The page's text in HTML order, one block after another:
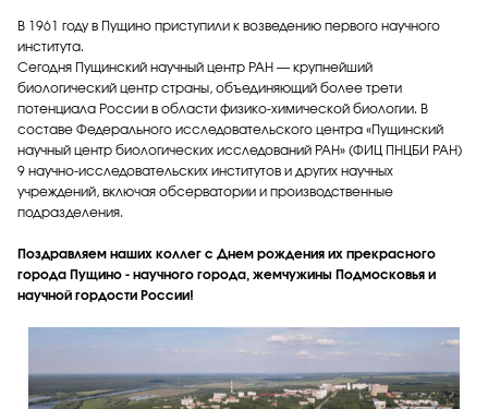
В 1961 году в Пущино приступили к возведению первого научного
института.
Сегодня Пущинский научный центр РАН — крупнейший
биологический центр страны, объединяющий более трети
потенциала России в области физико-химической биологии. В
составе Федерального исследовательского центра «Пущинский
научный центр биологических исследований РАН» (ФИЦ ПНЦБИ РАН)
9 научно-исследовательских институтов и других научных
учреждений, включая обсерватории и производственные
подразделения.
Поздравляем наших коллег с Днем рождения их прекрасного
города Пущино - научного города, жемчужины Подмосковья и
научной гордости России!